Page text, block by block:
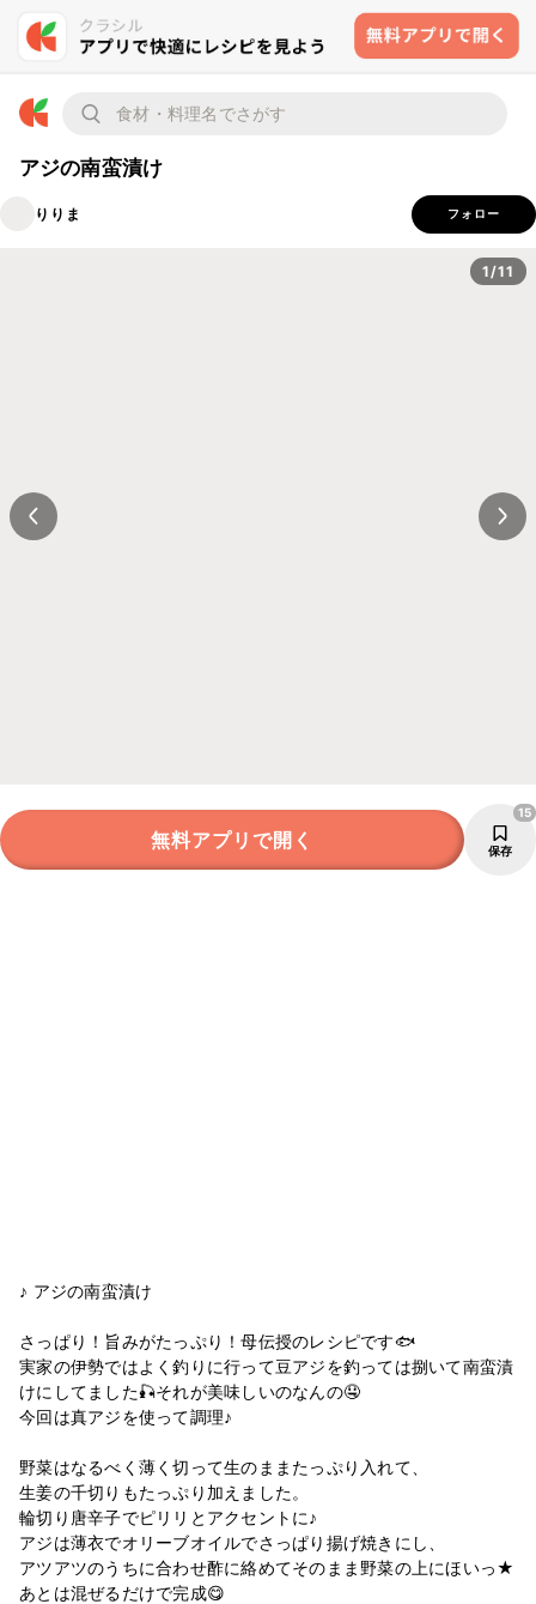
アジの南蛮漬け
りりま フォロー
1/11
無料アプリで開く 保存
15
♪ アジの南蛮漬け
さっぱり！旨みがたっぷり！母伝授のレシピです🐟
実家の伊勢ではよく釣りに行って豆アジを釣っては捌いて南蛮漬
けにしてました🎣それが美味しいのなんの🤤
今回は真アジを使って調理♪
野菜はなるべく薄く切って生のままたっぷり入れて、
生姜の千切りもたっぷり加えました。
輪切り唐辛子でピリリとアクセントに♪
アジは薄衣でオリーブオイルでさっぱり揚げ焼きにし、
アツアツのうちに合わせ酢に絡めてそのまま野菜の上にほいっ★
あとは混ぜるだけで完成😋